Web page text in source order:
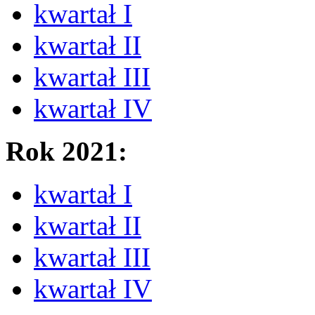
kwartał I
kwartał II
kwartał III
kwartał IV
Rok 2021:
kwartał I
kwartał II
kwartał III
kwartał IV